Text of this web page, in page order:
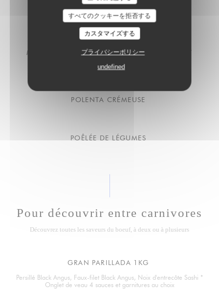
すべてのクッキーを拒否する
カスタマイズする
プライバシーポリシー
undefined
FRITES
MESCLUN DE SALADE, OIGNONS ROUGES ET
POLENTA CRÉMEUSE
POÊLÉE DE LÉGUMES
Pour découvrir entre carnivores
Découvrez toutes les saveurs du boeuf, à deux ou à plusieurs
GRAN PARILLADA 1KG
Persillé Black Angus, Faux-filet Black Angus, Noix d'entrecôte Sashi *
Onglet de veau 4 sauces et garnitures au choix